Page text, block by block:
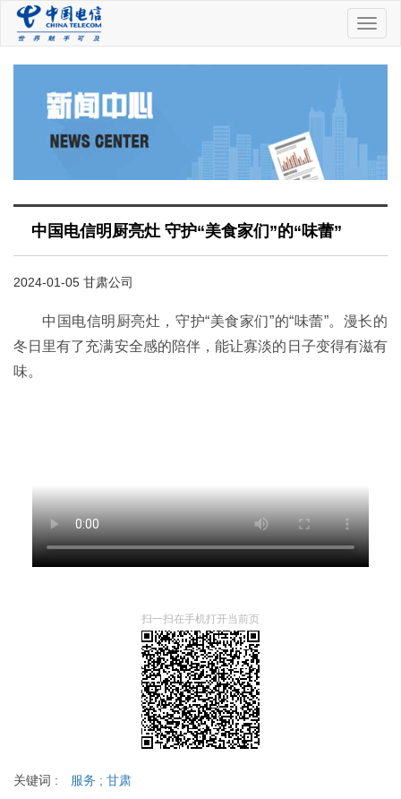
中
国
中国电信明厨亮灶 守护“美食家们”的“味蕾”
2024-01-05 甘肃公司
中国电信明厨亮灶，守护“美食家们”的“味蕾”。漫长的
冬日里有了充满安全感的陪伴，能让寡淡的日子变得有滋有
味。
扫一扫在手机打开当前页
关键词 : 服务 ; 甘肃